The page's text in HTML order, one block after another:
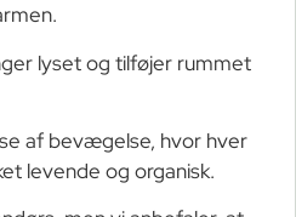
lyset og tilføjer rummet
af bevægelse, hvor hver
levende og organisk.